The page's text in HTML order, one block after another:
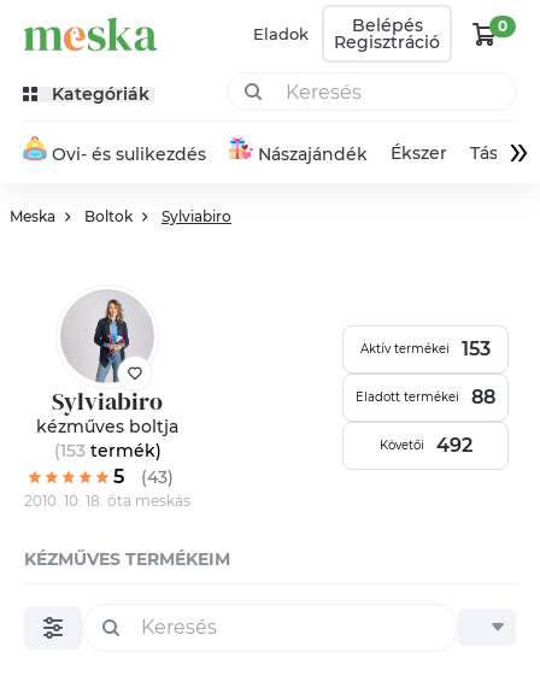
Eladok Belépés
Regisztráció
0
Kategóriák
Ovi- és sulikezdés Nászajándék Ékszer Táska»
Meska Boltok Sylviabiro
Sylviabiro
kézműves boltja
(153termék)
5 (43)
2010. 10. 18. óta meskás
Aktív termékei 153
Eladott termékei 88
Követői 492
KÉZMŰVES TERMÉKEIM